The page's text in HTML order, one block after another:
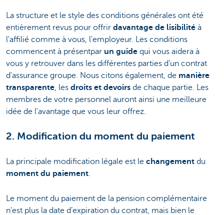
La structure et le style des conditions générales ont été
entièrement revus pour offrir davantage de lisibilité à
l'affilié comme à vous, l'employeur. Les conditions
commencent à présentpar un guide qui vous aidera à
vous y retrouver dans les différentes parties d'un contrat
d'assurance groupe. Nous citons également, de manière
transparente, les droits et devoirs de chaque partie. Les
membres de votre personnel auront ainsi une meilleure
idée de l'avantage que vous leur offrez.
2. Modification du moment du paiement
La principale modification légale est le changement du
moment du paiement.
Le moment du paiement de la pension complémentaire
n'est plus la date d’expiration du contrat, mais bien le